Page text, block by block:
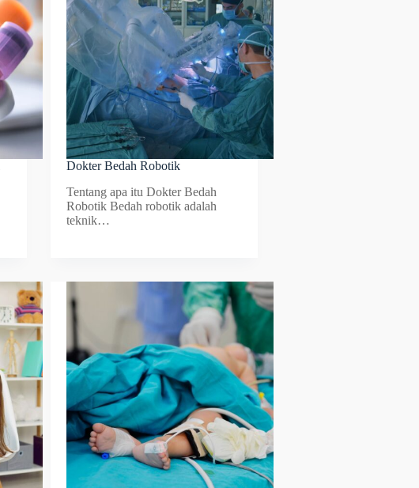
Dokter Bedah Robotik
Tentang apa itu Dokter Bedah
Robotik Bedah robotik adalah
teknik…